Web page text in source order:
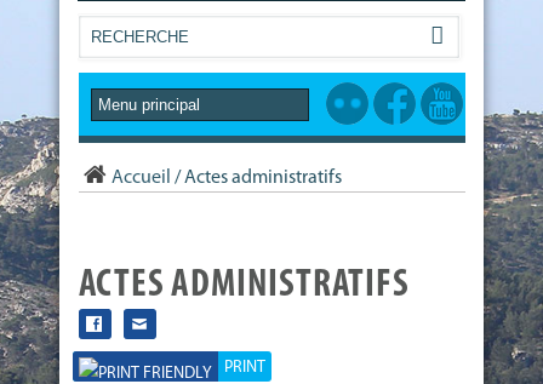
Accueil /Actes administratifs
ACTES ADMINISTRATIFS
PRINT